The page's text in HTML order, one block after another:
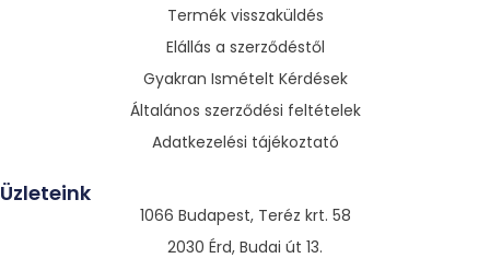
Termék visszaküldés
Elállás a szerződéstől
Gyakran Ismételt Kérdések
Általános szerződési feltételek
Adatkezelési tájékoztató
Üzleteink
1066 Budapest, Teréz krt. 58
2030 Érd, Budai út 13.